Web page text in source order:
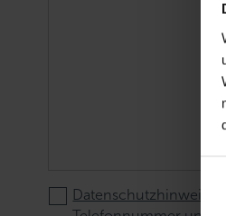
Datenschutzhinweis
: